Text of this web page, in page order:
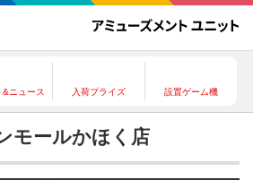
&ニュース 入荷プライズ 設置ゲーム機
モールかほく店